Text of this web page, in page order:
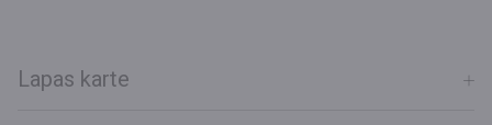
Lapas karte